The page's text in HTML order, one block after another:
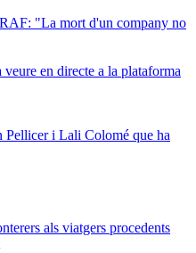
"La mort d'un company no
en directe a la plataforma
Pellicer i Lali Colomé que ha
als viatgers procedents